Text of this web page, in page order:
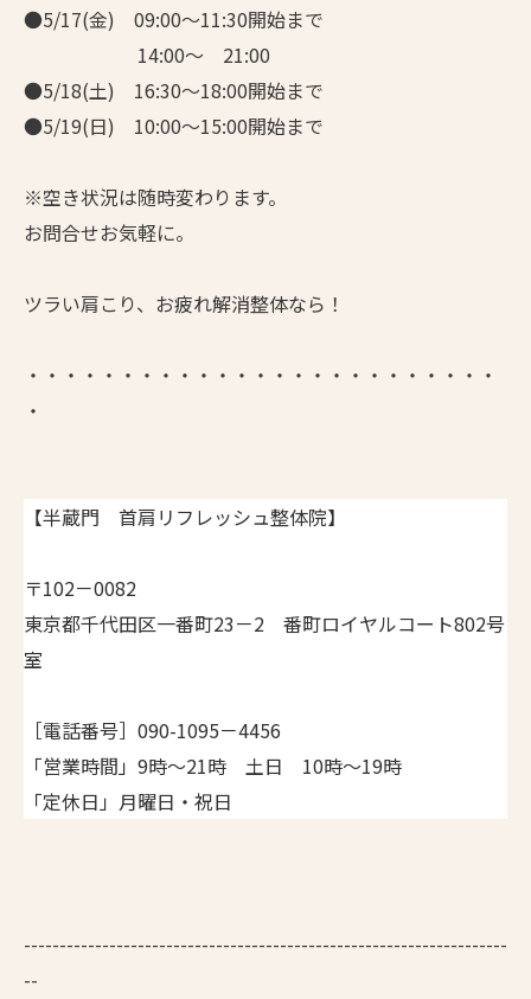
●5/17(金) 09:00～11:30開始まで
14:00～ 21:00
●5/18(土) 16:30～18:00開始まで
●5/19(日) 10:00～15:00開始まで
※空き状況は随時変わります。
お問合せお気軽に。
ツラい肩こり、お疲れ解消整体なら！
・・・・・・・・・・・・・・・・・・・・・・・・・
・
【半蔵門 首肩リフレッシュ整体院】
〒102－0082
東京都千代田区一番町23－2 番町ロイヤルコート802号
室
［電話番号］090-1095－4456
「営業時間」9時～21時 土日 10時～19時
「定休日」月曜日・祝日
--------------------------------------------------------------------
--